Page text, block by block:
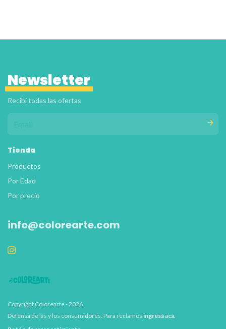
Newsletter
Recibí todas las ofertas
Tienda
Productos
Por Edad
Por precio
info@colorearte.com
Copyright Colorearte - 2026
Defensa de las y los consumidores. Para reclamos ingresá acá.